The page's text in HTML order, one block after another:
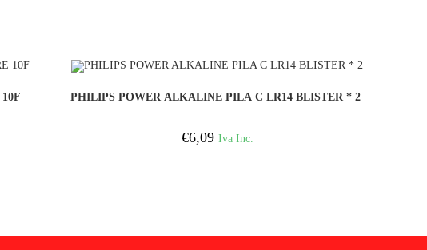
PHILIPS POWER ALKALINE PILA C LR14 BLISTER * 2
€6,09 Iva Inc.